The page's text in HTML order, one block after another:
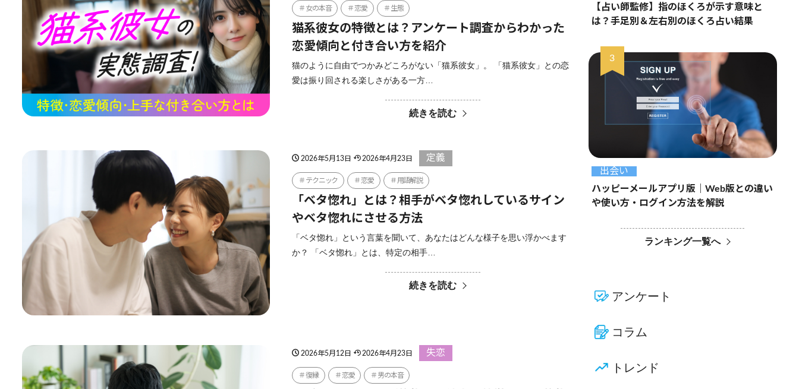
女の本音 恋愛 生態
猫系彼女の特徴とは？アンケート調査からわかった
恋愛傾向と付き合い方を紹介
猫のように自由でつかみどころがない「猫系彼女」。 「猫系彼女」との恋
愛は振り回される楽しさがある一方…
続きを読む
2026年5月13日 2026年4月23日 定義
テクニック 恋愛 用語解説
「ベタ惚れ」とは？相手がベタ惚れしているサイン
やベタ惚れにさせる方法
「ベタ惚れ」という言葉を聞いて、あなたはどんな様子を思い浮かべます
か？ 「ベタ惚れ」とは、特定の相手…
続きを読む
2026年5月12日 2026年4月23日 失恋
復縁 恋愛 男の本音
【占い師監修】指のほくろが示す意味と
は？手足別＆左右別のほくろ占い結果
出会い
ハッピーメールアプリ版｜Web版との違い
や使い方・ログイン方法を解説
ランキング一覧へ
アンケート
コラム
トレンド